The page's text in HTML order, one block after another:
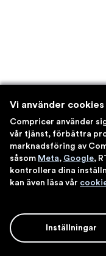
Vi använder
Compricer använder
vår tjänst, förbättra
marknadsföring av
såsom Meta, Google,
kontrollera dina
kan även läsa vår
Inställningar